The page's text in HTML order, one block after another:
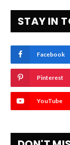
STAY IN
Facebook
Pinterest
YouTube